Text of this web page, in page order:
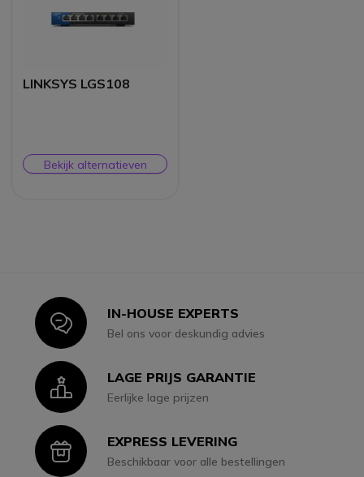
LINKSYS LGS108
Bekijk alternatieven
IconIN-HOUSE EXPERTS
Bel ons voor deskundig advies
IconLAGE PRIJS GARANTIE
Eerlijke lage prijzen
IconEXPRESS LEVERING
Beschikbaar voor alle bestellingen